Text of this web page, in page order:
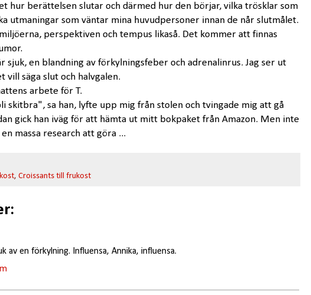
hur berättelsen slutar och därmed hur den börjar, vilka trösklar som
utmaningar som väntar mina huvudpersoner innan de når slutmålet.
perspektiven och tempus likaså. Det kommer att finnas
sjuk, en blandning av förkylningsfeber och adrenalinrus. Jag ser ut
vill säga slut och halvgalen.
arbete för T.
skitbra", sa han, lyfte upp mig från stolen och tvingade mig att gå
gick han iväg för att hämta ut mitt bokpaket från Amazon. Men inte
en massa research att göra ...
, Croissants till frukost
av en förkylning. Influensa, Annika, influensa.